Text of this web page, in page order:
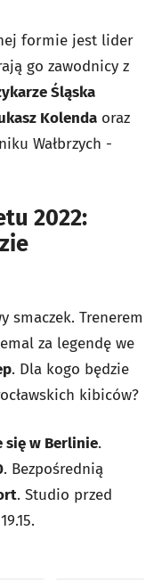
formie jest lider
go zawodnicy z
Śląska
Kolenda oraz
Wałbrzych -
2022:
smaczek. Trenerem
za legendę we
. Dla kogo będzie
kibiców?
się w Berlinie.
. Bezpośrednią
. Studio przed